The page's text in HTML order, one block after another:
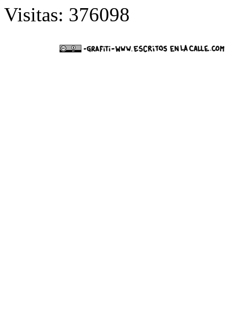
Visitas: 376098